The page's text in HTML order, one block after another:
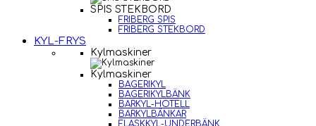
SPIS STEKBORD
FRIBERG SPIS
FRIBERG STEKBORD
KYL-FRYS
Kylmaskiner
Kylmaskiner
BAGERIKYL
BAGERIKYLBÄNK
BARKYL-HOTELL
BARKYLBÄNKAR
FLASKKYL-UNDERBÄNK